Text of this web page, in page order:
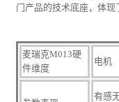
门产品的技术底座，体现
麦瑞克M013硬
件维度
电机
有感